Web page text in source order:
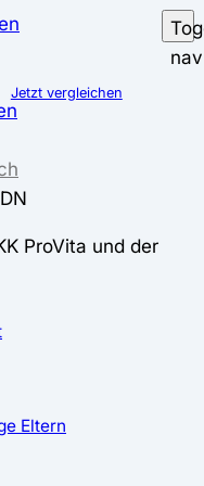
Eltern
Jetzt vergleichen
ProVita und der